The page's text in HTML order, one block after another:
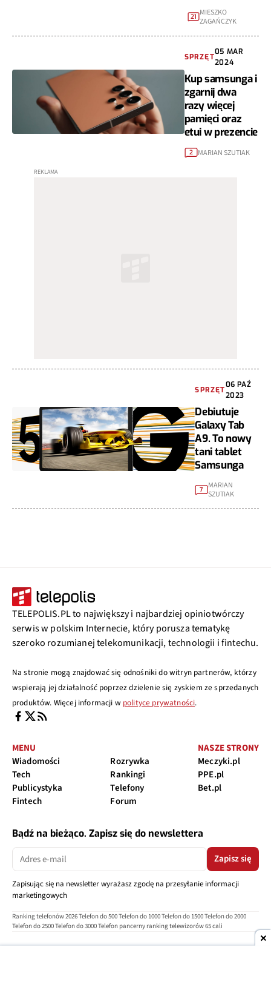
21 MIESZKO
ZAGAŃCZYK
SPRZĘT
05 MAR
2024
Kup samsunga i
zgarnij dwa
razy więcej
pamięci oraz
etui w prezencie
2 MARIAN SZUTIAK
SPRZĘT
06 PAŹ
2023
Debiutuje
Galaxy Tab
A9. To nowy
tani tablet
Samsunga
7
MARIAN
SZUTIAK
TELEPOLIS.PL to największy i najbardziej opiniotwórczy
serwis w polskim Internecie, który porusza tematykę
szeroko rozumianej telekomunikacji, technologii i fintechu.
Na stronie mogą znajdować się odnośniki do witryn partnerów, którzy
wspierają jej działalność poprzez dzielenie się zyskiem ze sprzedanych
produktów. Więcej informacji w polityce prywatności.
MENU
Wiadomości
Tech
Publicystyka
Fintech
Rozrywka
Rankingi
Telefony
Forum
NASZE STRONY
Meczyki.pl
PPE.pl
Bet.pl
Bądź na bieżąco. Zapisz się do newslettera
Zapisz się
Zapisując się na newsletter wyrażasz zgodę na przesyłanie informacji
marketingowych
Ranking telefonów 2026Telefon do 500Telefon do 1000Telefon do 1500Telefon do 2000
Telefon do 2500Telefon do 3000Telefon pancerny ranking telewizorów 65 cali